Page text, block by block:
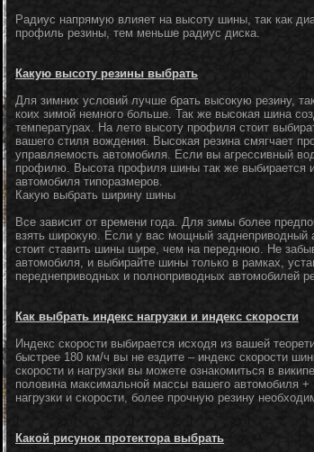
Радиус напрямую влияет на высоту шины, так как
профиль резины, тем меньше радиус диска.
Какую высоту резины выбрать
Для зимних условий лучше брать высокую резину,
коих зимой немного больше. Так же высокая шина
температурах. На лето высоту профиля стоит
вашего стиля вождения. Высокая резина смягчает
управляемость автомобиля. Если вы агрессивный
профилю. Высота профиля шины так же выбирается
автомобиля типоразмеров.
Какую выбрать ширину шины
Все зависит от времени года. Для зимы более
взять широкую. Если у вас мощный
стоит ставить шины шире, чем на переднюю. Не
автомобиля, и выбирайте шины только в рамках,
переднеприводных и полноприводных автомобилей
Как выбрать индекс нагрузки и индекс скорости
Индекс скорости выбирается исходя из вашей
быстрее 180 км/ч вы не ездите – индекс скорости
скорости и нагрузки вы можете ознакомиться в
половина максимальной массы вашего автомобиля
нагрузки и скорости, более прочную резину
Какой рисунок протектора выбрать